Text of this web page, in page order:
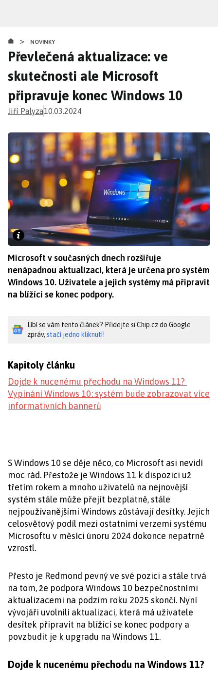
obsahu
> NOVINKY
Převlečená aktualizace: ve
skutečnosti ale Microsoft
připravuje konec Windows 10
Jiří Palyza10.03.2024
Microsoft v současných dnech rozšiřuje
nenápadnou aktualizaci, která je určena pro systém
Windows 10. Uživatele a jejich systémy má připravit
na blížící se konec podpory.
Líbí se vám tento článek? Přidejte si Chip.cz do Google
zpráv, stačí jedno kliknutí!
Kapitoly článku
Dojde k nucenému přechodu na Windows 11?
Vypínání Windows 10: systém bude zobrazovat více
informativních bannerů
S Windows 10 se děje něco, co Microsoft asi nevidí
moc rád. Přestože je Windows 11 k dispozici už
třetím rokem a mnoho uživatelů na nejnovější
systém stále může přejít bezplatně, stále
nejpoužívanějšími Windows zůstávají desítky. Jejich
celosvětový podíl mezi ostatními verzemi systému
Microsoftu v měsíci únoru 2024 dokonce nepatrně
vzrostl.
Přesto je Redmond pevný ve své pozici a stále trvá
na tom, že podpora Windows 10 bezpečnostními
aktualizacemi na podzim roku 2025 skončí. Nyní
vývojáři uvolnili aktualizaci, která má uživatele
desítek připravit na blížící se konec podpory a
povzbudit je k upgradu na Windows 11.
Dojde k nucenému přechodu na Windows 11?